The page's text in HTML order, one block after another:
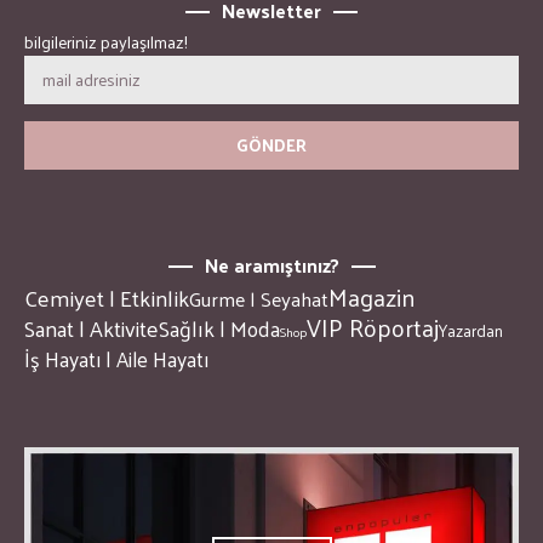
Newsletter
bilgileriniz paylaşılmaz!
Ne aramıştınız?
Cemiyet | EtkinlikGurme | SeyahatMagazin
Sanat | AktiviteSağlık | ModaShopVIP RöportajYazardan
İş Hayatı | Aile Hayatı